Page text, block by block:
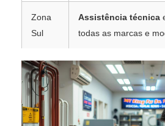
Zona
Sul
Assistência técnica
todas as marcas e